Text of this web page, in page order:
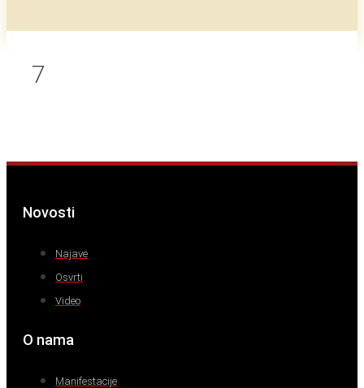
7
Novosti
Najave
Osvrti
Video
O nama
Manifestacije